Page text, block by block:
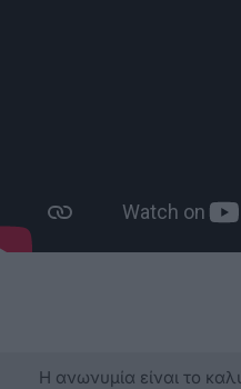
Η ανωνυμία είναι το